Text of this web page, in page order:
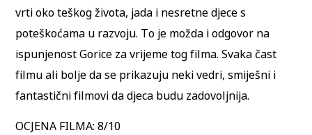
vrti oko teškog života, jada i nesretne djece s
poteškoćama u razvoju. To je možda i odgovor na
ispunjenost Gorice za vrijeme tog filma. Svaka čast
filmu ali bolje da se prikazuju neki vedri, smiješni i
fantastični filmovi da djeca budu zadovoljnija.
OCJENA FILMA: 8/10